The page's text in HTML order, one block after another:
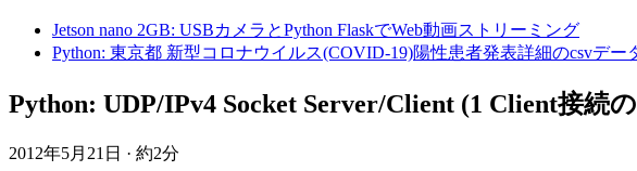
Jetson nano 2GB: USBカメラとPython FlaskでWeb動画ストリーミング
Python: 東京都 新型コロナウイルス(COVID-19)陽性患者発表詳細のcsvデ
Python: UDP/IPv4 Socket Server/Client (1 Client接続
2012年5月21日 · 約2分